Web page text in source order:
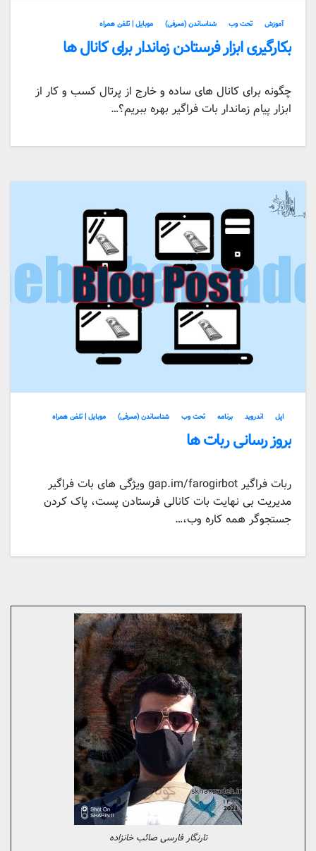
آموزش تحت وب شناساندن (معرفی) موبایل | تلفن همراه
بکارگیری ابزار فرستادن زماندار برای کانال ها
چگونه برای کانال های ساده و خارج از پرتال کسب و کار از
ابزار پیام زماندار بات فراگیر بهره ببریم؟…
اپل اندروید برنامه تحت وب شناساندن (معرفی) موبایل | تلفن همراه
بروز رسانی ربات ها
ربات فراگیر gap.im/farogirbot ویژگی های بات فراگیر
مدیریت بی نهایت بات کانالی فرستادن پست، پاک کردن
جستجوگر همه کاره وب،…
تارنگار فارسی صائب خانزاده